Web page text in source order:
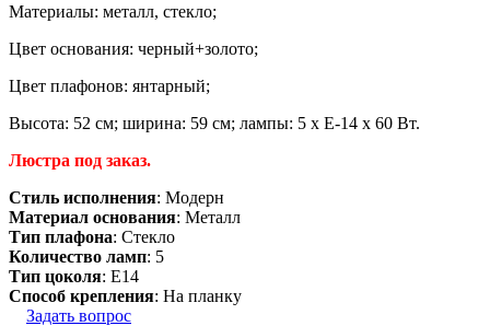
Материалы: металл, стекло;
Цвет основания: черный+золото;
Цвет плафонов: янтарный;
Высота: 52 см; ширина: 59 см; лампы: 5 х Е-14 х 60 Вт.
Люстра под заказ.
Стиль исполнения: Модерн
Материал основания: Металл
Тип плафона: Стекло
Количество ламп: 5
Тип цоколя: E14
Способ крепления: На планку
Задать вопрос